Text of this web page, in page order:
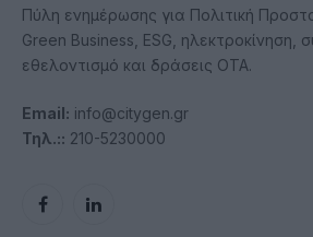
Πύλη ενημέρωσης για Πολιτική
Green Business, ESG, ηλεκτροκίνηση,
εθελοντισμό και δράσεις ΟΤΑ.
Email: info@citygen.gr
Τηλ.:: 210-5230000
FacebookLinkedIn